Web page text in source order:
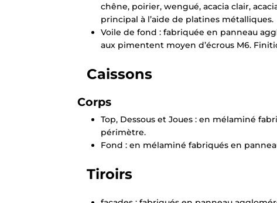
chêne, poirier, wengué, acacia clair,
principal à l’aide de platines métalliques.
Voile de fond : fabriquée en panneau
aux pimentent moyen d’écrous M6.
Caissons
Corps
Top, Dessous et Joues : en mélaminé
périmètre.
Fond : en mélaminé fabriqués en
Tiroirs